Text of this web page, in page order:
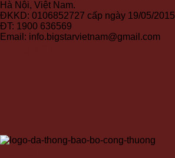
Hà Nội, Việt Nam.
ĐKKD: 0106852727 cấp ngày 19/05/2015
ĐT: 1900 636569
Email: info.bigstarvietnam@gmail.com